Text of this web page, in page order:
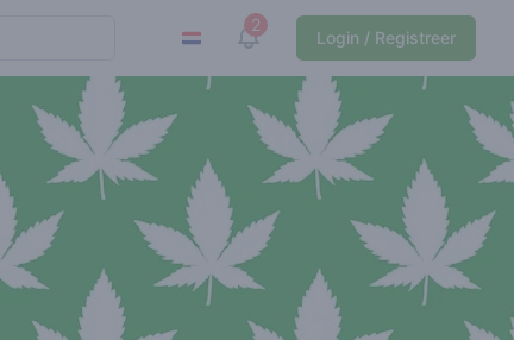
2
View notifications
Login / Registreer